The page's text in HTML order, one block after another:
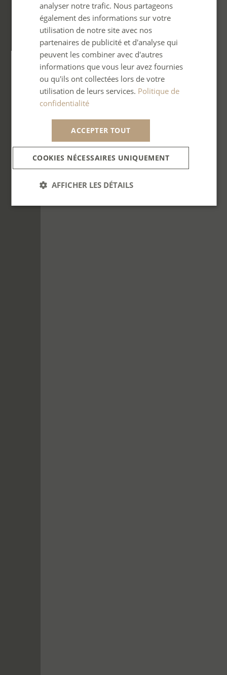
SPANISH
PORTUGUESE
analyser notre trafic. Nous partageons
également des informations sur votre
utilisation de notre site avec nos
partenaires de publicité et d'analyse qui
peuvent les combiner avec d'autres
informations que vous leur avez fournies
ou qu'ils ont collectées lors de votre
utilisation de leurs services. Politique de
confidentialité
ACCEPTER TOUT
COOKIES NÉCESSAIRES UNIQUEMENT
AFFICHER LES DÉTAILS